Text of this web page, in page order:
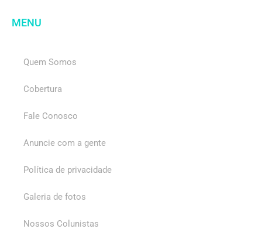
MENU
Quem Somos
Cobertura
Fale Conosco
Anuncie com a gente
Política de privacidade
Galeria de fotos
Nossos Colunistas